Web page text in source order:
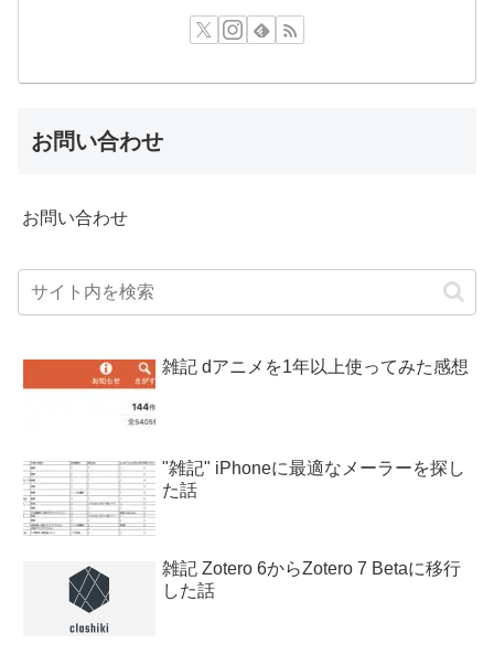
お問い合わせ
お問い合わせ
雑記 dアニメを1年以上使ってみた感想
"雑記" iPhoneに最適なメーラーを探し
た話
雑記 Zotero 6からZotero 7 Betaに移行
した話